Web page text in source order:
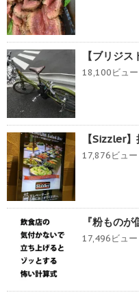
【ブリジ
18,100ビュー
【Sizzler
17,876ビュー
『粉もの
17,496ビュー